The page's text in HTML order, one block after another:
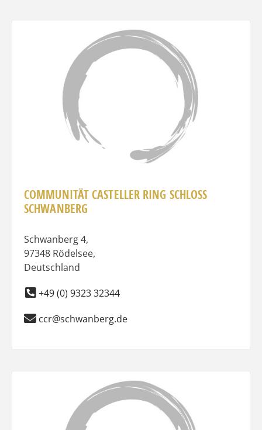
COMMUNITÄT CASTELLER RING SCHLOSS
SCHWANBERG
Schwanberg 4,
97348 Rödelsee,
Deutschland
+49 (0) 9323 32344
ccr@schwanberg.de